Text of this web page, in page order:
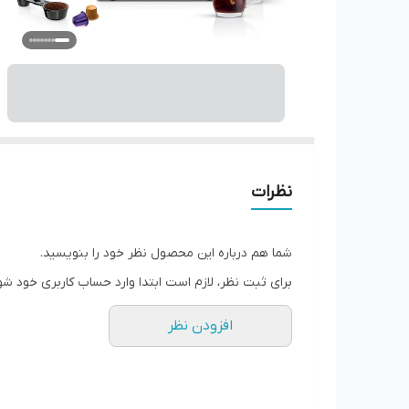
نظرات
شما هم درباره این محصول نظر خود را بنویسید.
برای ثبت نظر، لازم است ابتدا وارد حساب کاربری خود
افزودن نظر